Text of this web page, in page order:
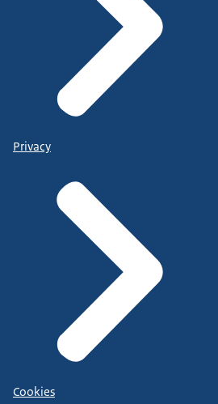
Privacy
Cookies